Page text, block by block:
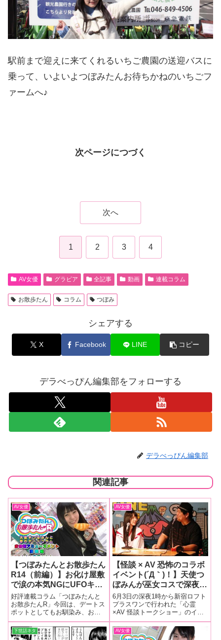
駅前まで迎えに来てくれるいちご農園の送迎バスに
乗って、いよいよつぼみたんお待ちかねのいちごフ
ァームへ♪
次ページにつづく
次へ
1 2 3 4
AV女優 グラビア 全記事 動画 連載コラム
お散歩たん コラム つぼみ
シェアする
X Facebook LINE コピー
デラべっぴん編集部をフォローする
デラべっぴん編集部
関連記事
AV女優
【つぼみたんとお散歩たん
R14（前編）】お化け屋敷
で涙の本気NGにUFOキャ
ッチャーでガッツポーズの
大興奮etc…つぼみたんと
お台場アミューズメント満
喫編!!
好評連載コラム「つぼみたんと
お散歩たんR」今回は、デートス
ポットとしてもお馴染み、お台
場の屋内アミューズメントをつ
ぼみたんと一緒に満喫たん（前
編）♪
AV女優
【怪談 × AV 恐怖のコラボ
イベント(´Д｀)！】天使つ
ぼみんが巫女コスで深夜の
怪談イベントに降臨!! 出演
者が持ちよった戦慄の心霊
体験に会場は恐怖のどん底
に！？
6月3日の深夜1時から新宿ロフト
プラスワンで行われた「心霊
×AV 怪談トークショー」のイベ
ントを早速レポートします！
下世話ネタ AV女優